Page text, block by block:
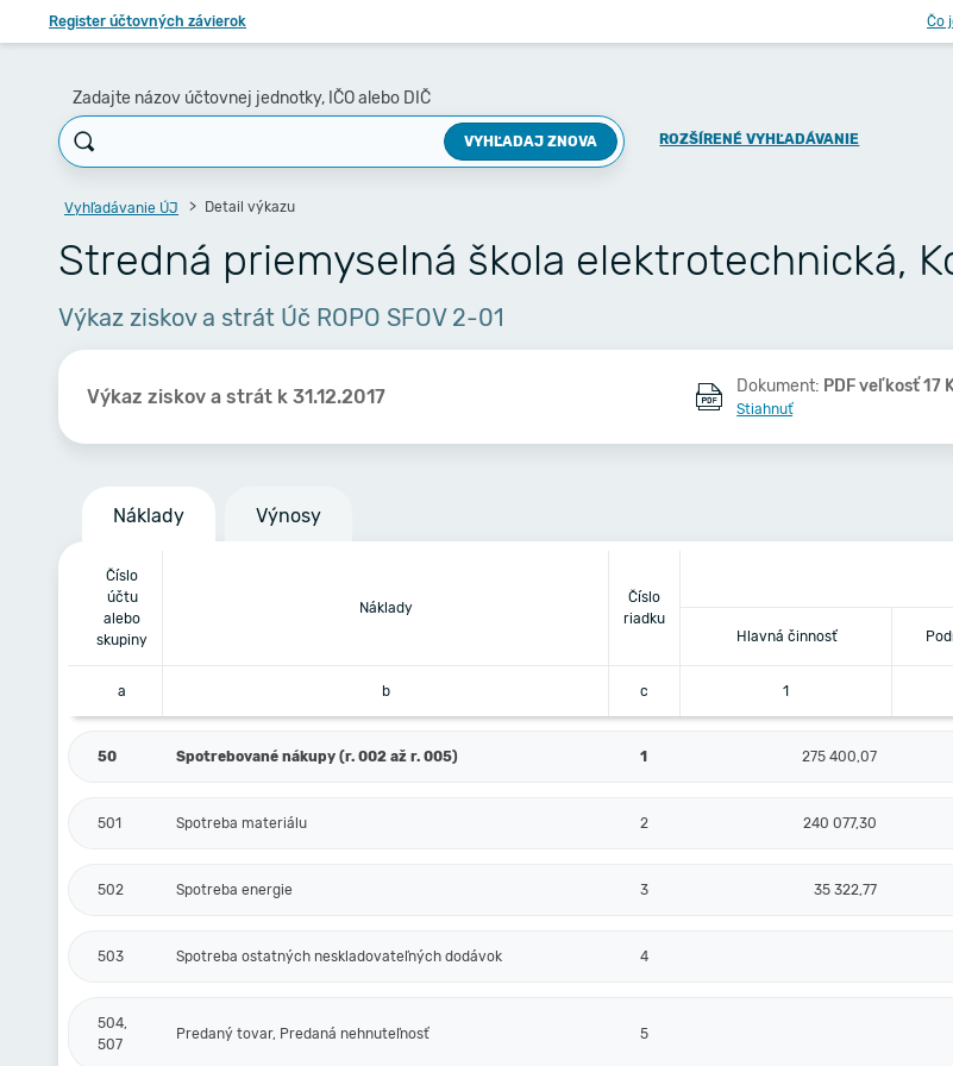
Register účtovných závierok Čo
Zadajte názov účtovnej jednotky, IČO alebo DIČ
VYHĽADAJ ZNOVA ROZŠÍRENÉ VYHĽADÁVANIE
Vyhľadávanie ÚJ Detail výkazu
Stredná priemyselná škola elektrotechnická,
Výkaz ziskov a strát Úč ROPO SFOV 2-01
Výkaz ziskov a strát k 31.12.2017 Dokument: PDF veľkosť 17
Stiahnuť
Náklady Výnosy
Číslo
účtu
alebo
skupiny
Náklady
Číslo
riadku
Hlavná činnosť
a b c 1
50 Spotrebované nákupy (r. 002 až r. 005) 1 275 400,07
501 Spotreba materiálu 2 240 077,30
502 Spotreba energie 3 35 322,77
503 Spotreba ostatných neskladovateľných dodávok 4
504,
507
Predaný tovar, Predaná nehnuteľnosť 5